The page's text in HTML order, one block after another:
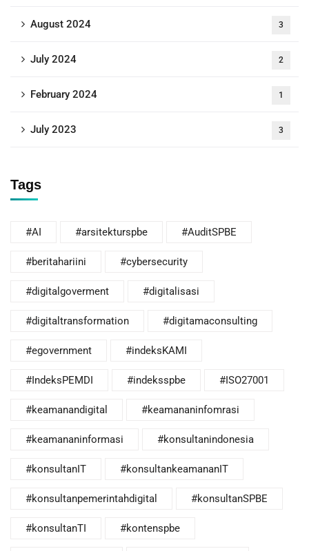
August 2024 3
July 2024 2
February 2024 1
July 2023 3
Tags
#AI #arsitekturspbe #AuditSPBE
#beritahariini #cybersecurity
#digitalgoverment #digitalisasi
#digitaltransformation #digitamaconsulting
#egovernment #indeksKAMI
#IndeksPEMDI #indeksspbe #ISO27001
#keamanandigital #keamananinfomrasi
#keamananinformasi #konsultanindonesia
#konsultanIT #konsultankeamananIT
#konsultanpemerintahdigital #konsultanSPBE
#konsultanTI #kontenspbe